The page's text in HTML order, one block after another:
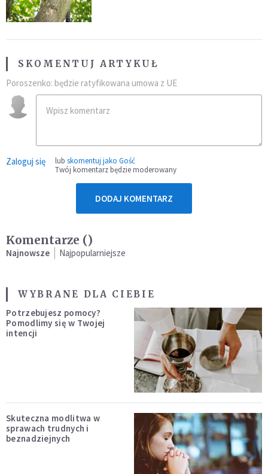
SKOMENTUJ ARTYKUŁ
Poroszenko: będzie ratyfikowana umowa z UE
Zaloguj się lub skomentuj jako Gość
Twój komentarz będzie moderowany
DODAJ KOMENTARZ
Komentarze ()
Najnowsze Najpopularniejsze
WYBRANE DLA CIEBIE
Potrzebujesz pomocy?
Pomodlimy się w Twojej
intencji
Skuteczna modlitwa w
sprawach trudnych i
beznadziejnych